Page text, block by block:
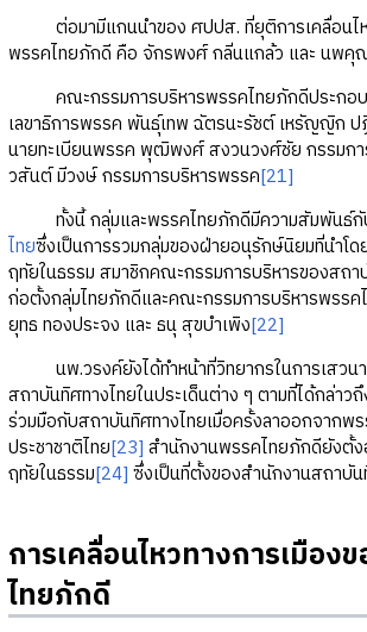
ต่อมามีแกนนำของ ศปปส. ที่ยุติการเคลื่อนไห
พรรคไทยภักดี คือ จักรพงศ์ กลิ่นแกล้ว และ นพคุ
คณะกรรมการบริหารพรรคไทยภักดีประกอบ
เลขาธิการพรรค พันธุ์เทพ ฉัตรนะรัชต์ เหรัญญิก ป
นายทะเบียนพรรค พุฒิพงศ์ สงวนวงศ์ชัย กรรมกา
วสันต์ มีวงษ์ กรรมการบริหารพรรค[21]
ทั้งนี้ กลุ่มและพรรคไทยภักดีมีความสัมพันธ์กั
ไทยซึ่งเป็นการรวมกลุ่มของฝ่ายอนุรักษ์นิยมที่นำ
ฤทัยในธรรม สมาชิกคณะกรรมการบริหารของสถา
ก่อตั้งกลุ่มไทยภักดีและคณะกรรมการบริหารพรร
ยุทธ ทองประจง และ ธนุ สุขบำเพิง[22]
นพ.วรงค์ยังได้ทำหน้าที่วิทยากรในการเสวนา
สถาบันทิศทางไทยในประเด็นต่าง ๆ ตามที่ได้กล่าว
ร่วมมือกับสถาบันทิศทางไทยเมื่อครั้งลาออกจากพ
ประชาชาติไทย[23] สำนักงานพรรคไทยภักดียังตั้
ฤทัยในธรรม[24] ซึ่งเป็นที่ตั้งของสำนักงานสถาบัน
การเคลื่อนไหวทางการเมือง
ไทยภักดี